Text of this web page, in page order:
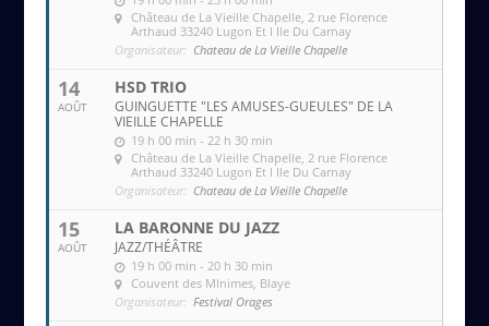
Château de La Vieille Chapelle, 2 rue Florence
Arthaud 33240 Lugon Et l Ile Du Carnay
Organisateur: Chateau de La Vieille Chapelle
14
AOÛT
HSD TRIO
GUINGUETTE "LES AMUSES-GUEULES" DE LA
VIEILLE CHAPELLE
19 h 00 min - 22 h 30 min
Château de La Vieille Chapelle, 2 rue Florence
Arthaud 33240 Lugon Et l Ile Du Carnay
Organisateur: Chateau de La Vieille Chapelle
15
AOÛT
LA BARONNE DU JAZZ
JAZZ/THÉÂTRE
19 h 00 min - 20 h 30 min
Couvent des MInimes, Blaye
Organisateur: Festival Orages